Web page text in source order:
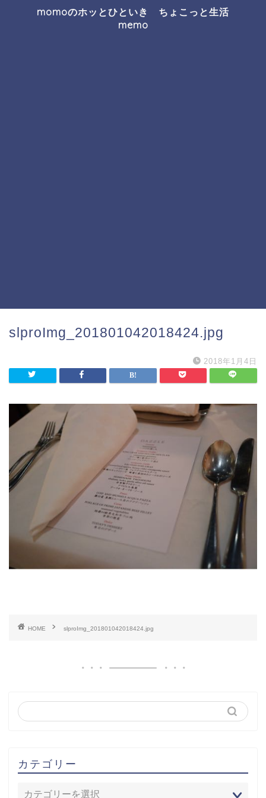
momoのホッとひといき ちょこっと生活
memo
slproImg_201801042018424.jpg
2018年1月4日
HOME slproImg_201801042018424.jpg
カテゴリー